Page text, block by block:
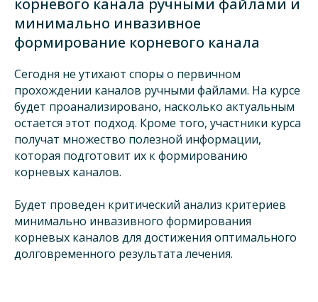
минимально инвазивное
формирование корневого канала
Сегодня не утихают споры о первичном
прохождении каналов ручными файлами. На курсе
будет проанализировано, насколько актуальным
остается этот подход. Кроме того, участники курса
получат множество полезной информации,
которая подготовит их к формированию
корневых каналов.
Будет проведен критический анализ критериев
минимально инвазивного формирования
корневых каналов для достижения оптимального
долговременного результата лечения.